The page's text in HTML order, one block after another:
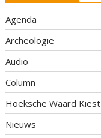
Agenda
Archeologie
Audio
Column
Hoeksche Waard Kiest
Nieuws